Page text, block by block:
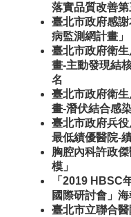
落實品質改善
臺北市政府感
病監測網計畫
臺北市政府衛
畫-主動發現結
名
臺北市政府衛
畫-潛伏結合感
臺北市政府兵
最低績優醫院-
胸腔內科許政
模」
「2019 HBSC
國際研討會」
臺北市立聯合